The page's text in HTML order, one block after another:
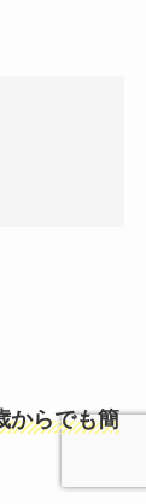
からでも簡